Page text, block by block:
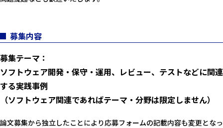
募集内容
募集テーマ：
ソフトウェア開発・保守・運用、レビュー、テストなどに関連
する実践事例
（ソフトウェア関連であればテーマ・分野は限定しません）
論文募集から独立したことにより応募フォームの記載内容も変更となっ